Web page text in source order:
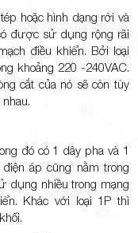
hoặc hình dạng rời và
được sử dụng rộng rãi
điều khiển. Bởi loại
khoảng 220 -240VAC.
cắt của nó sẽ còn tùy
đó có 1 dây pha và 1
áp cũng nằm trong
dụng nhiều trong mạng
Khác với loại 1P thì